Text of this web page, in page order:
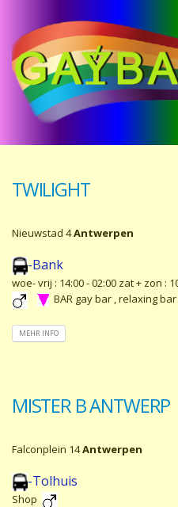
TWILIGHT
Nieuwstad 4Antwerpen
-Bank
woe- vrij : 14:00 - 02:00 zat + zon :
BAR gay bar , relaxing bar
MEHR INFO
MISTER B ANTWERP
Falconplein 14Antwerpen
-Tolhuis
Shop